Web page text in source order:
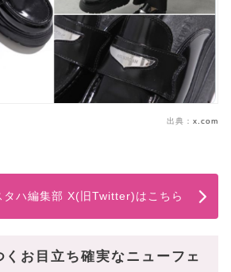
出典： x.com
ハ編集部 X(旧Twitter)はこちら
くお目立ち確実なニューフェ